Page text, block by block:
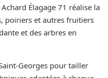
Élagage 71 réalise la
poiriers et autres fruitiers
et des arbres en
Georges pour tailler